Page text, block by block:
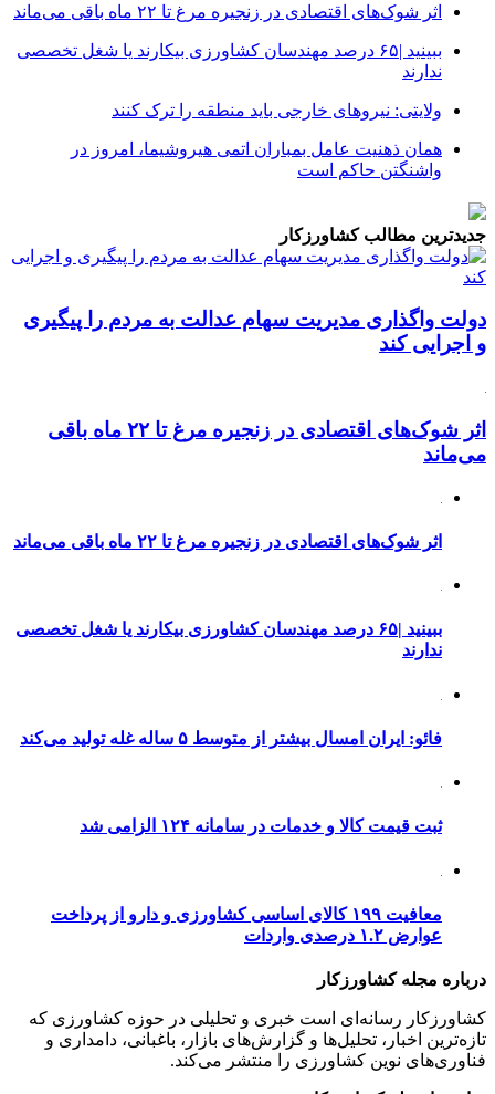
اثر شوک‌های اقتصادی در زنجیره مرغ تا ۲۲ ماه باقی می‌ماند
ببینید |۶۵ درصد مهندسان کشاورزی بیکارند یا شغل تخصصی
ندارند
ولایتی: نیروهای خارجی باید منطقه را ترک کنند
همان ذهنیت عامل بمباران اتمی هیروشیما، امروز در
واشنگتن حاکم است
جدیدترین مطالب کشاورزکار
دولت واگذاری مدیریت سهام عدالت به مردم را پیگیری
و اجرایی کند
اثر شوک‌های اقتصادی در زنجیره مرغ تا ۲۲ ماه باقی
می‌ماند
اثر شوک‌های اقتصادی در زنجیره مرغ تا ۲۲ ماه باقی می‌ماند
ببینید |۶۵ درصد مهندسان کشاورزی بیکارند یا شغل تخصصی
ندارند
فائو: ایران امسال بیشتر از متوسط ۵ ساله غله تولید می‌کند
ثبت قیمت کالا و خدمات در سامانه ۱۲۴ الزامی شد
معافیت ۱۹۹ کالای اساسی کشاورزی و دارو از پرداخت
عوارض ۱.۲ درصدی واردات
درباره مجله کشاورزکار
کشاورزکار رسانه‌ای است خبری و تحلیلی در حوزه کشاورزی که
تازه‌ترین اخبار، تحلیل‌ها و گزارش‌های بازار، باغبانی، دامداری و
فناوری‌های نوین کشاورزی را منتشر می‌کند.